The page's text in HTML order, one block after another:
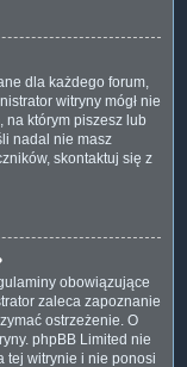
dla każdego forum,
witryny mógł nie
na którym piszesz lub
nadal nie masz
skontaktuj się z
obowiązujące
zaleca zapoznanie
ostrzeżenie. O
phpBB Limited nie
tej witrynie i nie ponosi